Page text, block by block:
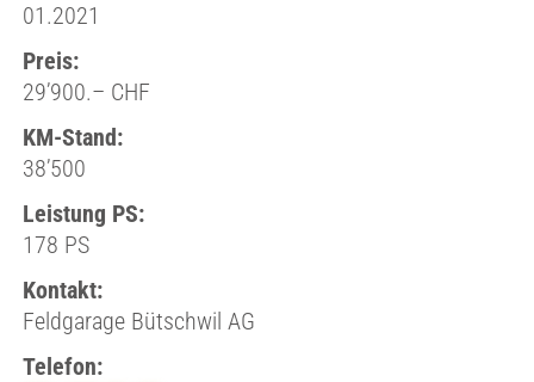
01.2021
Preis:
29’900.– CHF
KM-Stand:
38’500
Leistung PS:
178 PS
Kontakt:
Feldgarage Bütschwil AG
Telefon: